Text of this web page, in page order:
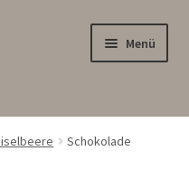
Menü
Schokolade